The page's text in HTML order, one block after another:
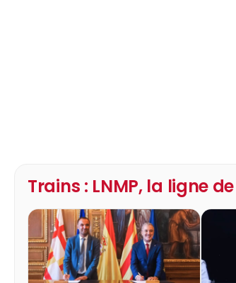
Trains : LNMP, la ligne